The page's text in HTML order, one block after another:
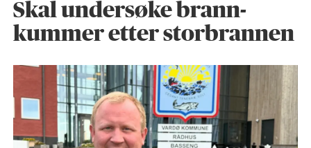
Skal undersøke brann­
kummer etter storbrannen